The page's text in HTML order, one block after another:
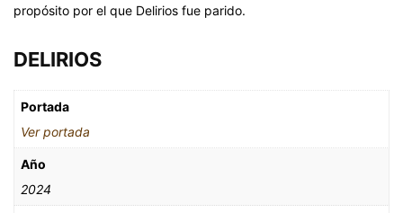
propósito por el que Delirios fue parido.
DELIRIOS
Portada
Ver portada
Año
2024